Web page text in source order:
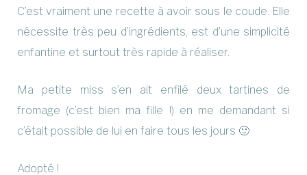
C’est vraiment une recette à avoir sous le coude. Elle
nécessite très peu d’ingrédients, est d’une simplicité
enfantine et surtout très rapide à réaliser.
Ma petite miss s’en ait enfilé deux tartines de
fromage (c’est bien ma fille !) en me demandant si
c’était possible de lui en faire tous les jours 🙂
Adopté !